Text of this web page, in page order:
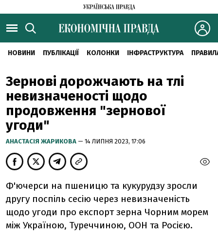
НОВИНИ ПУБЛІКАЦІЇ КОЛОНКИ ІНФРАСТРУКТУРА
Зернові дорожчають на тлі
невизначеності щодо
продовження "зернової
угоди"
АНАСТАСІЯ ЖАРИКОВА — 14 ЛИПНЯ 2023, 17:06
Ф'ючерси на пшеницю та кукурудзу зросли
другу поспіль сесію через невизначеність
щодо угоди про експорт зерна Чорним морем
між Україною, Туреччиною, ООН та Росією.